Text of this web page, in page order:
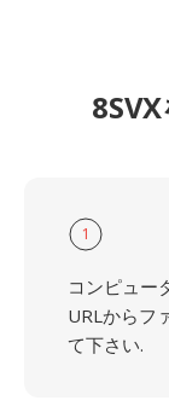
1
コンピュー
URLからフ
て下さい.